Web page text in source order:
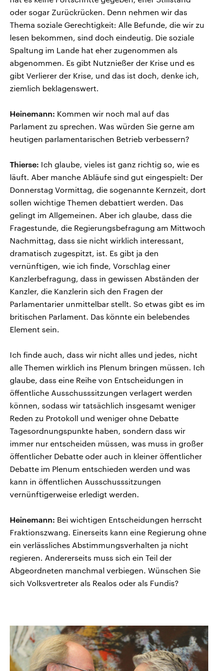
oder sogar Zurückrücken. Denn nehmen wir das
Thema soziale Gerechtigkeit: Alle Befunde, die wir zu
lesen bekommen, sind doch eindeutig. Die soziale
Spaltung im Lande hat eher zugenommen als
abgenommen. Es gibt Nutznießer der Krise und es
gibt Verlierer der Krise, und das ist doch, denke ich,
ziemlich beklagenswert.
Heinemann: Kommen wir noch mal auf das
Parlament zu sprechen. Was würden Sie gerne am
heutigen parlamentarischen Betrieb verbessern?
Thierse: Ich glaube, vieles ist ganz richtig so, wie es
läuft. Aber manche Abläufe sind gut eingespielt: Der
Donnerstag Vormittag, die sogenannte Kernzeit, dort
sollen wichtige Themen debattiert werden. Das
gelingt im Allgemeinen. Aber ich glaube, dass die
Fragestunde, die Regierungsbefragung am Mittwoch
Nachmittag, dass sie nicht wirklich interessant,
dramatisch zugespitzt, ist. Es gibt ja den
vernünftigen, wie ich finde, Vorschlag einer
Kanzlerbefragung, dass in gewissen Abständen der
Kanzler, die Kanzlerin sich den Fragen der
Parlamentarier unmittelbar stellt. So etwas gibt es im
britischen Parlament. Das könnte ein belebendes
Element sein.
Ich finde auch, dass wir nicht alles und jedes, nicht
alle Themen wirklich ins Plenum bringen müssen. Ich
glaube, dass eine Reihe von Entscheidungen in
öffentliche Ausschusssitzungen verlagert werden
können, sodass wir tatsächlich insgesamt weniger
Reden zu Protokoll und weniger ohne Debatte
Tagesordnungspunkte haben, sondern dass wir
immer nur entscheiden müssen, was muss in großer
öffentlicher Debatte oder auch in kleiner öffentlicher
Debatte im Plenum entschieden werden und was
kann in öffentlichen Ausschusssitzungen
vernünftigerweise erledigt werden.
Heinemann: Bei wichtigen Entscheidungen herrscht
Fraktionszwang. Einerseits kann eine Regierung ohne
ein verlässliches Abstimmungsverhalten ja nicht
regieren. Andererseits muss sich ein Teil der
Abgeordneten manchmal verbiegen. Wünschen Sie
sich Volksvertreter als Realos oder als Fundis?